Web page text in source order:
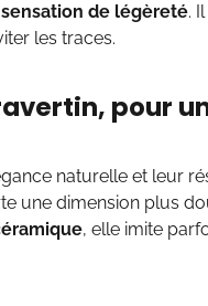
sensation de légèreté.
les traces.
pour
naturelle et leur
une dimension plus
, elle imite